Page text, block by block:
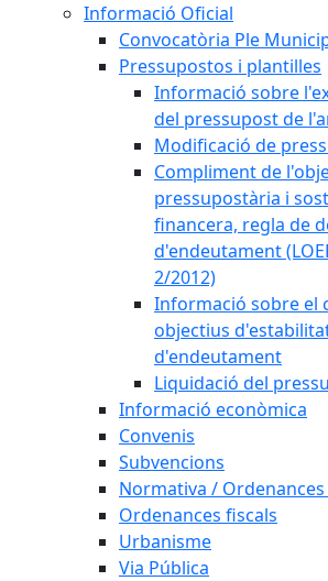
Informació Oficial
Convocatòria Ple
Pressupostos i plantilles
Informació sobre
del pressupost de
Modificació de
Compliment de
pressupostària i
financera, regla de
d'endeutament
2/2012)
Informació sobre el
objectius
d'endeutament
Liquidació del
Informació econòmica
Convenis
Subvencions
Normativa /
Ordenances fiscals
Urbanisme
Via Pública